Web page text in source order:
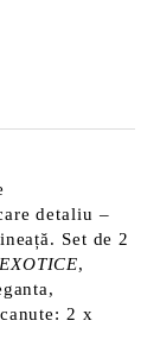
detaliu –
Set de 2
,
2 x